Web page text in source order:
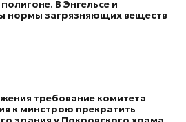
В Энгельсе и
нормы загрязняющих веществ
требование комитета
к минстрою прекратить